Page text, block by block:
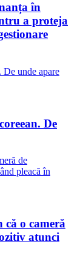
în
a proteja
De
o cameră
atunci